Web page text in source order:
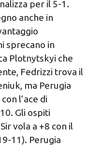
per il 5-1.
anche in
sprecano in
Plotnytskyi che
Fedrizzi trova il
ma Perugia
l’ace di
Gli ospiti
vola a +8 con il
11). Perugia